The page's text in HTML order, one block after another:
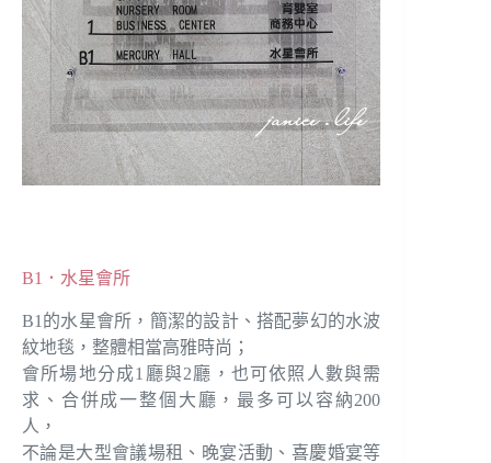
B1．水星會所
B1的水星會所，簡潔的設計、搭配夢幻的水波
紋地毯，整體相當高雅時尚；
會所場地分成1廳與2廳，也可依照人數與需
求、合併成一整個大廳，最多可以容納200
人，
不論是大型會議場租、晚宴活動、喜慶婚宴等